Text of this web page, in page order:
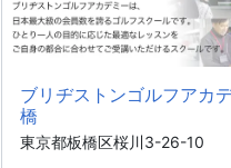
ブリヂストンゴルフアカ
橋
東京都板橋区桜川3-26-10